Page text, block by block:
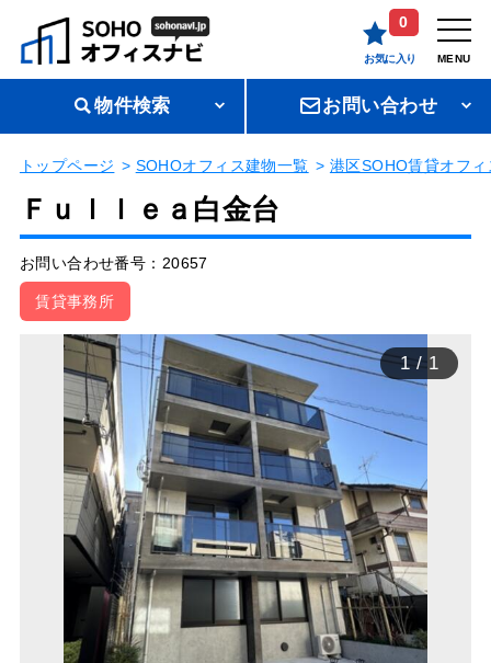
0
お気に入り MENU
物件検索 お問い合わせ
トップページ SOHOオフィス建物一覧 港区SOHO賃貸オフィ
Ｆｕｌｌｅａ白金台
お問い合わせ番号：20657
賃貸事務所
1 / 1